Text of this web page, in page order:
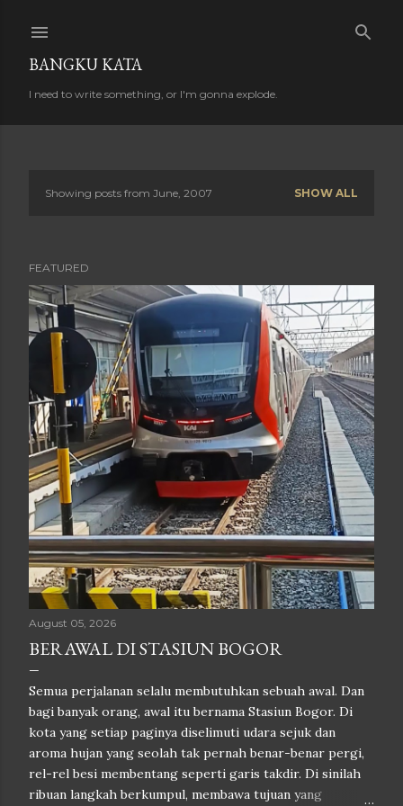
BANGKU KATA
I need to write something, or I'm gonna explode.
s
t
s
Showing posts from June, 2007 SHOW ALL
FEATURED
August 05, 2026
BERAWAL DI STASIUN BOGOR
Semua perjalanan selalu membutuhkan sebuah awal. Dan
bagi banyak orang, awal itu bernama Stasiun Bogor. Di
kota yang setiap paginya diselimuti udara sejuk dan
aroma hujan yang seolah tak pernah benar-benar pergi,
rel-rel besi membentang seperti garis takdir. Di sinilah
ribuan langkah berkumpul, membawa tujuan yang